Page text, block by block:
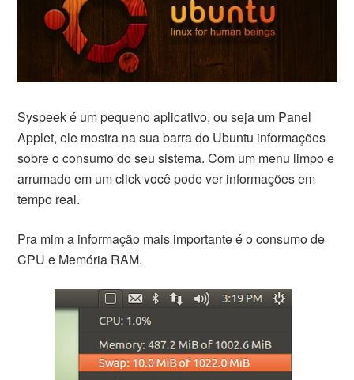
Syspeek é um pequeno aplicativo, ou seja um Panel
Applet, ele mostra na sua barra do Ubuntu informações
sobre o consumo do seu sistema. Com um menu limpo e
arrumado em um click você pode ver informações em
tempo real.
Pra mim a informação mais importante é o consumo de
CPU e Memória RAM.